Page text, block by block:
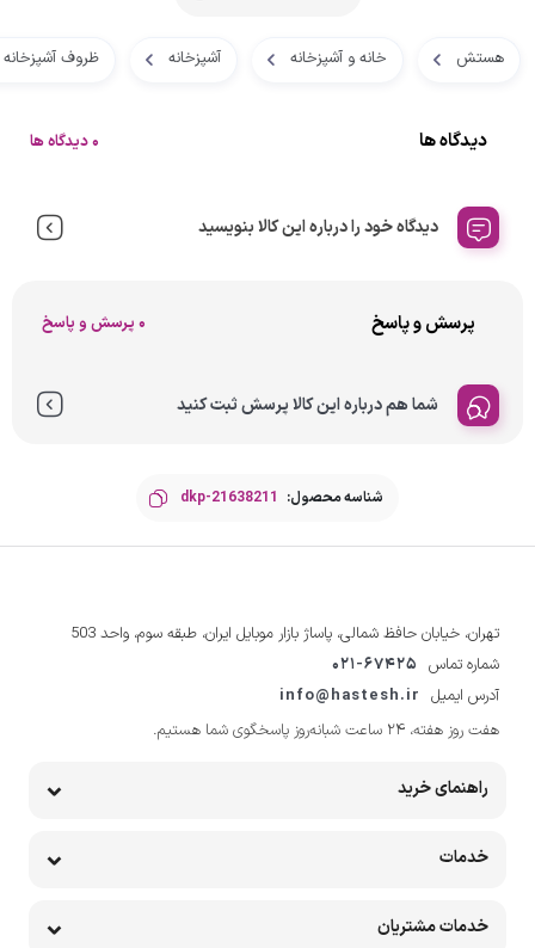
هستش خانه و آشپزخانه آشپزخانه ظروف آشپزخانه
دیدگاه ها 0 دیدگاه ها
دیدگاه خود را درباره این کالا بنویسید
پرسش و پاسخ 0 پرسش و پاسخ
شما هم درباره این کالا پرسش ثبت کنید
شناسه محصول: dkp-21638211
تهران، خیابان حافظ شمالی، پاساژ بازار موبایل ایران، طبقه سوم، واحد 503
شماره تماس 021-67425
آدرس ایمیل info@hastesh.ir
هفت روز هفته، ۲۴ ساعت شبانه‌روز پاسخگوی شما هستیم.
راهنمای خرید
خدمات
خدمات مشتریان